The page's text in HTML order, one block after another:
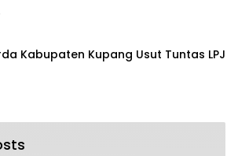
Kabupaten Kupang Usut Tuntas LPJ